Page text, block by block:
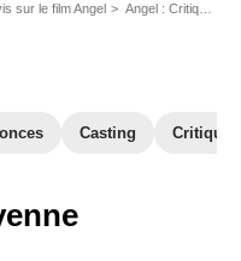
sur le film Angel Angel : Critique presse
Casting